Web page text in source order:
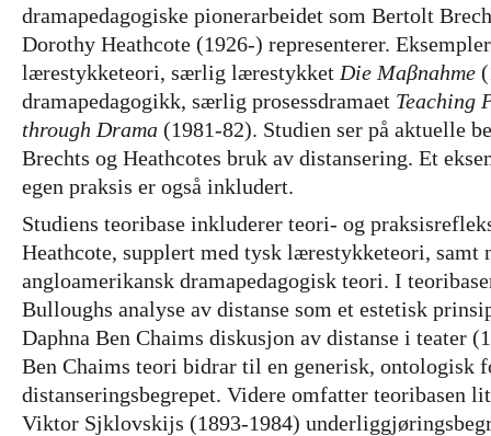
dramapedagogiske pionerarbeidet som Bertolt
Dorothy Heathcote (1926-) representerer.
lærestykketeori, særlig lærestykket Die Maβnahme
dramapedagogikk, særlig prosessdramaet Teaching
through Drama (1981-82). Studien ser på aktuelle
Brechts og Heathcotes bruk av distansering. Et
egen praksis er også inkludert.
Studiens teoribase inkluderer teori- og
Heathcote, supplert med tysk lærestykketeori, samt
angloamerikansk dramapedagogisk teori. I
Bulloughs analyse av distanse som et estetisk
Daphna Ben Chaims diskusjon av distanse i teater
Ben Chaims teori bidrar til en generisk, ontologisk
distanseringsbegrepet. Videre omfatter teoribasen
Viktor Sjklovskijs (1893-1984)